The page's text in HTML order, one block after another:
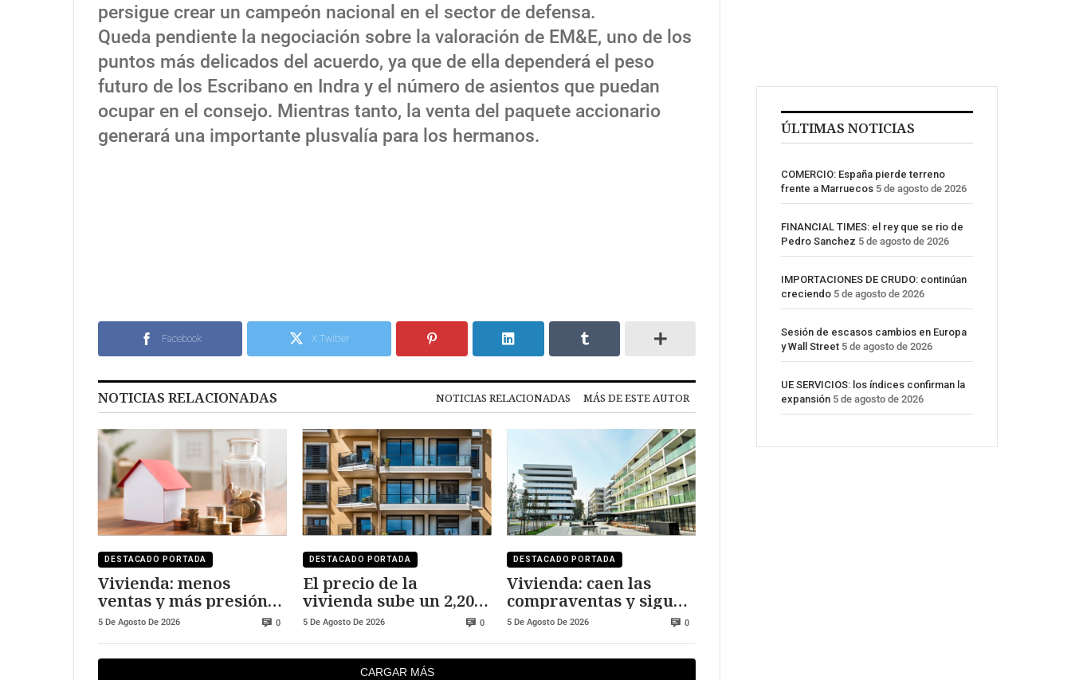
persigue crear un campeón nacional en el sector de defensa.
Queda pendiente la negociación sobre la valoración de EM&E, uno de los
puntos más delicados del acuerdo, ya que de ella dependerá el peso
futuro de los Escribano en Indra y el número de asientos que puedan
ocupar en el consejo. Mientras tanto, la venta del paquete accionario
generará una importante plusvalía para los hermanos.
Facebook X Twitter
NOTICIAS RELACIONADAS NOTICIAS RELACIONADAS MÁS DE ESTE AUTOR
DESTACADO PORTADA
Vivienda: menos
ventas y más presión
sobre los precios
5 De Agosto De 2026 0
DESTACADO PORTADA
El precio de la
vivienda sube un 2,20%
frente al año pasado
5 De Agosto De 2026 0
DESTACADO PORTADA
Vivienda: caen las
compraventas y siguen
subiendo los precios
5 De Agosto De 2026 0
CARGAR MÁS
ÚLTIMAS NOTICIAS
COMERCIO: España pierde terreno
frente a Marruecos 5 de agosto de 2026
FINANCIAL TIMES: el rey que se rio de
Pedro Sanchez 5 de agosto de 2026
IMPORTACIONES DE CRUDO: continúan
creciendo 5 de agosto de 2026
Sesión de escasos cambios en Europa
y Wall Street 5 de agosto de 2026
UE SERVICIOS: los índices confirman la
expansión 5 de agosto de 2026